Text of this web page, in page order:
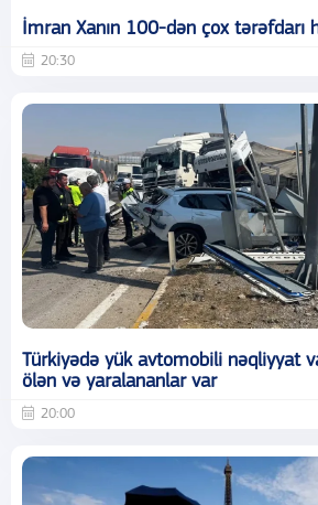
İmran Xanın 100-dən çox tərəfdarı
20:30
Türkiyədə yük avtomobili nəqliyyat
ölən və yaralananlar var
20:00